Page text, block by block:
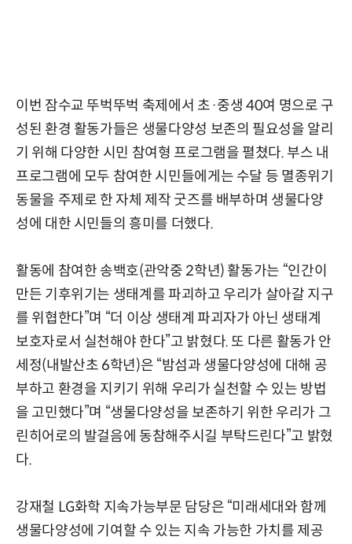
이번 잠수교 뚜벅뚜벅 축제에서 초·중생 40여 명으로 구
성된 환경 활동가들은 생물다양성 보존의 필요성을 알리
기 위해 다양한 시민 참여형 프로그램을 펼쳤다. 부스 내
프로그램에 모두 참여한 시민들에게는 수달 등 멸종위기
동물을 주제로 한 자체 제작 굿즈를 배부하며 생물다양
성에 대한 시민들의 흥미를 더했다.
활동에 참여한 송백호(관악중 2학년) 활동가는 “인간이
만든 기후위기는 생태계를 파괴하고 우리가 살아갈 지구
를 위협한다”며 “더 이상 생태계 파괴자가 아닌 생태계
보호자로서 실천해야 한다”고 밝혔다. 또 다른 활동가 안
세정(내발산초 6학년)은 “밤섬과 생물다양성에 대해 공
부하고 환경을 지키기 위해 우리가 실천할 수 있는 방법
을 고민했다”며 “생물다양성을 보존하기 위한 우리가 그
린히어로의 발걸음에 동참해주시길 부탁드린다”고 밝혔
다.
강재철 LG화학 지속가능부문 담당은 “미래세대와 함께
생물다양성에 기여할 수 있는 지속 가능한 가치를 제공